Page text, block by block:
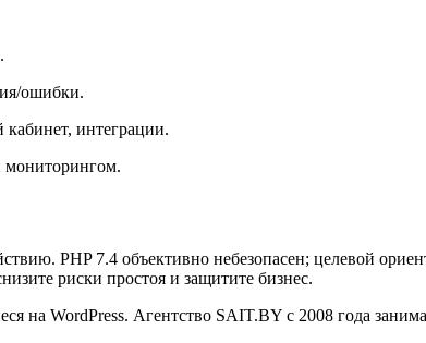
ошибки.
интеграции.
мониторингом.
PHP 7.4 объективно небезопасен; целевой
риски простоя и защитите бизнес.
на WordPress. Агентство SAIT.BY с 2008 года